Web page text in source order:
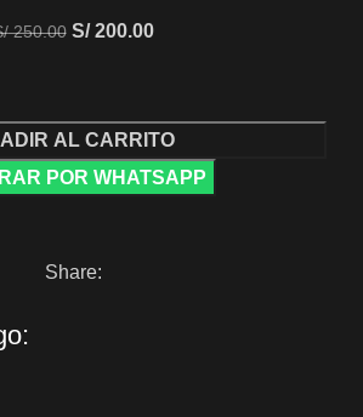
250.00 S/200.00
AL CARRITO
POR WHATSAPP
Share: